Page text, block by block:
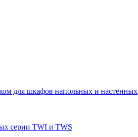
для шкафов напольных и настенных
серии TWI и TWS